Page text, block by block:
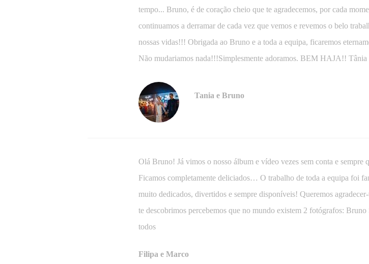
tempo... Bruno, é de coração cheio que te agradecemos, por cada
continuamos a derramar de cada vez que vemos e revemos o belo
nossas vidas!!! Obrigada ao Bruno e a toda a equipa, ficaremos
Não mudariamos nada!!!Simplesmente adoramos. BEM HAJA!!
Tania e Bruno
Olá Bruno! Já vimos o nosso álbum e vídeo vezes sem conta e
Ficamos completamente deliciados… O trabalho de toda a equipa foi
muito dedicados, divertidos e sempre disponíveis! Queremos
te descobrimos percebemos que no mundo existem 2 fotógrafos:
todos
Filipa e Marco